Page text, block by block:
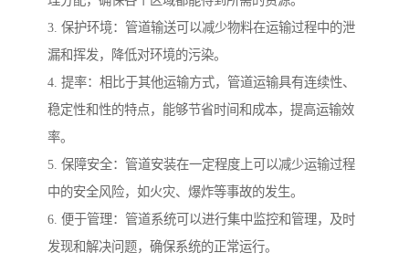
3. 保护环境：管道输送可以减少物料在运输过程中的泄
漏和挥发，降低对环境的污染。
4. 提率：相比于其他运输方式，管道运输具有连续性、
稳定性和性的特点，能够节省时间和成本，提高运输效
率。
5. 保障安全：管道安装在一定程度上可以减少运输过程
中的安全风险，如火灾、爆炸等事故的发生。
6. 便于管理：管道系统可以进行集中监控和管理，及时
发现和解决问题，确保系统的正常运行。